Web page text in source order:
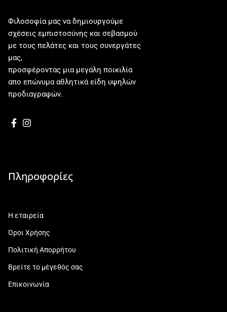
Φιλοσοφία μας να δημιουργούμε
σχέσεις εμπιστοσύνης και σεβασμού
με τους πελάτες και τους συνεργάτες
μας,
προσφέροντας μια μεγάλη ποικιλία
απο επώνυμα αθλητικά είδη υψηλών
προδιαγραφών.
Πληροφορίες
Η εταιρεία
Όροι Χρήσης
Πολιτική Απορρήτου
Βρείτε το μέγεθός σας
Επικοινωνία